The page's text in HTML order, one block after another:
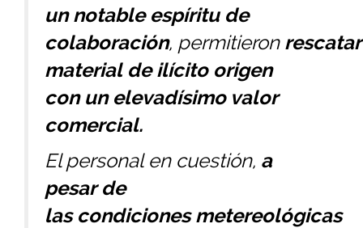
un notable espíritu de
colaboración, permitieron
material de ilícito origen
con un elevadísimo valor
comercial.
El personal en cuestión, a
pesar de
las condiciones metereológicas